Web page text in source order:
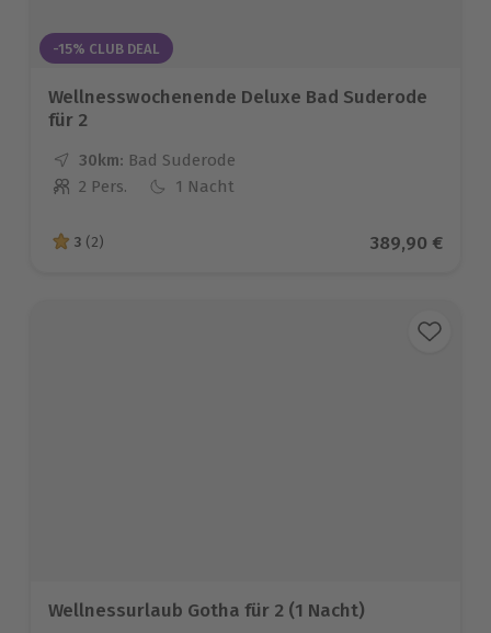
-15% CLUB DEAL
Wellnesswochenende Deluxe Bad Suderode
für 2
30km: Entfernung
Standort
Bad Suderode
Anzahl der Teilnehmer
2 Pers. 1 Nacht
3 von 5 Sternen basierend auf 2 Bewertungen
3 (2) Aktueller
389,90 €
Wellnessurlaub Gotha für 2 (1 Nacht)